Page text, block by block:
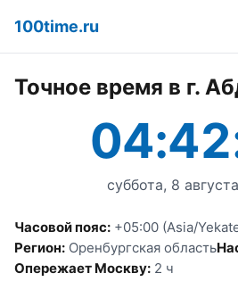
100time.ru
Точное время в г.
суббота, 8
Часовой пояс: +05:00 (Asia/
Регион: Оренбургская область
Опережает Москву: 2 ч